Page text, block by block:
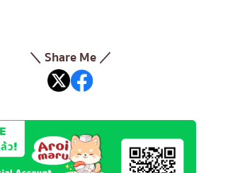
＼ Share Me ／